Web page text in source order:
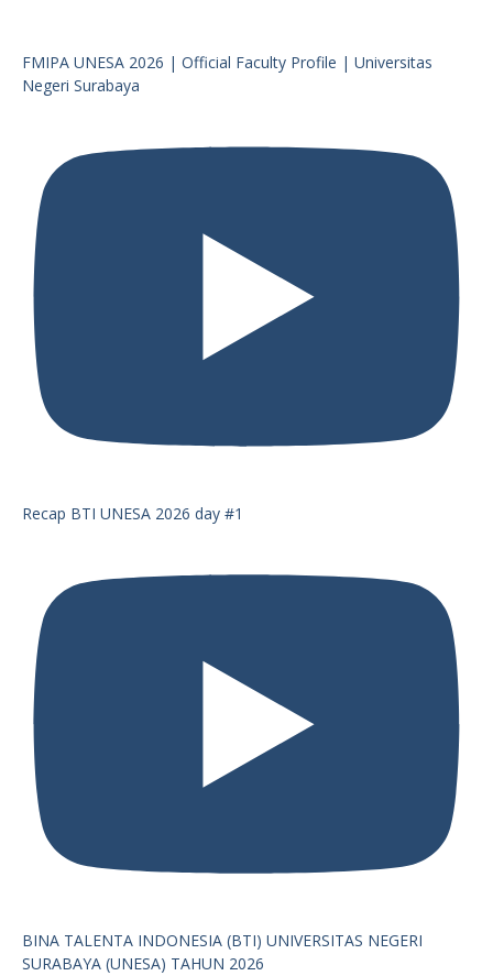
FMIPA UNESA 2026 | Official Faculty Profile | Universitas
Negeri Surabaya
Recap BTI UNESA 2026 day #1
BINA TALENTA INDONESIA (BTI) UNIVERSITAS NEGERI
SURABAYA (UNESA) TAHUN 2026